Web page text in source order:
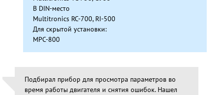
В DIN-место
Multitronics RC-700, RI-500
Для скрытой установки:
MPC-800
Подбирал прибор для просмотра параметров во
время работы двигателя и снятия ошибок. Нашел